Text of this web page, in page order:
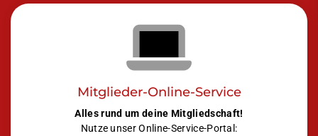
Mitglieder-Online-Service
Alles rund um deine Mitgliedschaft!
Nutze unser Online-Service-Portal: